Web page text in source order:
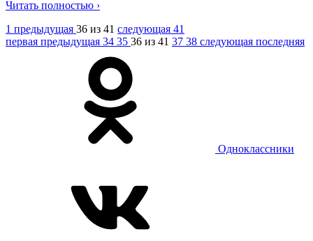
Читать полностью ›
1 предыдущая 36 из 41 следующая 41
первая предыдущая 34 35 36 из 41 37 38 следующая последняя
Одноклассники